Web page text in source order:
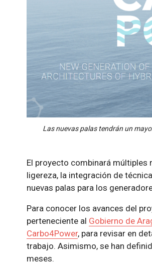
Las nuevas palas tendrán un
El proyecto combinará múltiples
ligereza, la integración de
nuevas palas para los
Para conocer los avances del
perteneciente al Gobierno de
Carbo4Power, para revisar en
trabajo. Asimismo, se han
meses.